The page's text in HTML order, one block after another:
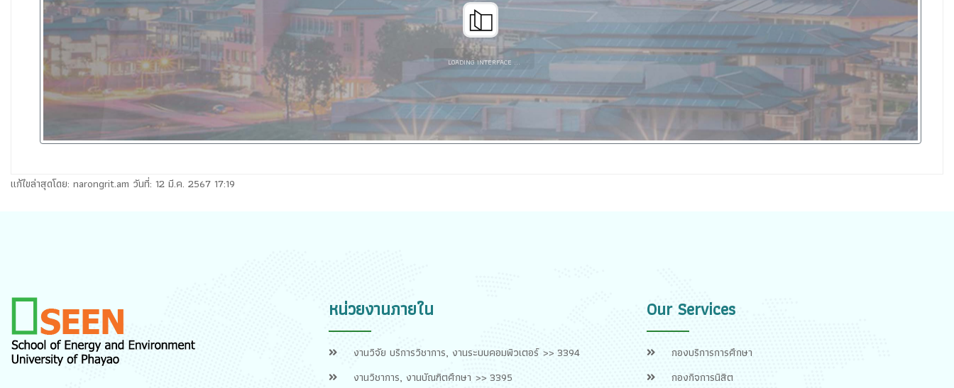
LOADING INTERFACE ...
แก้ไขล่าสุดโดย: narongrit.am วันที่: 12 มี.ค. 2567 17:19
หน่วยงานภายใน
งานวิจัย บริการวิชาการ, งานระบบคอมพิวเตอร์ >> 3394
งานวิชาการ, งานบัณฑิตศึกษา >> 3395
Our Services
กองบริการการศึกษา
กองกิจการนิสิต